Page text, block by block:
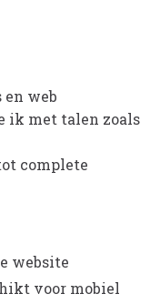
web
ik met talen zoals
complete
website
voor mobiel